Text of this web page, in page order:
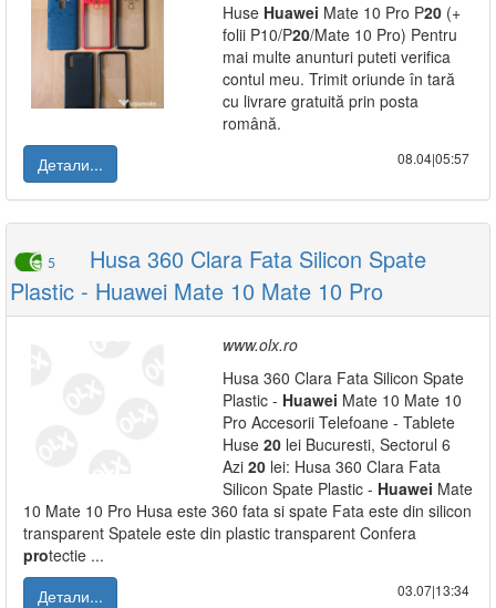
Huse Huawei Mate 10 Pro P20 (+
folii P10/P20/Mate 10 Pro) Pentru
mai multe anunturi puteti verifica
contul meu. Trimit oriunde în tară
cu livrare gratuită prin posta
română.
Детали...
08.04|05:57
5
Husa 360 Clara Fata Silicon Spate
Plastic - Huawei Mate 10 Mate 10 Pro
www.olx.ro
Husa 360 Clara Fata Silicon Spate
Plastic - Huawei Mate 10 Mate 10
Pro Accesorii Telefoane - Tablete
Huse 20 lei Bucuresti, Sectorul 6
Azi 20 lei: Husa 360 Clara Fata
Silicon Spate Plastic - Huawei Mate
10 Mate 10 Pro Husa este 360 fata si spate Fata este din silicon
transparent Spatele este din plastic transparent Confera
protectie ...
Детали...
03.07|13:34